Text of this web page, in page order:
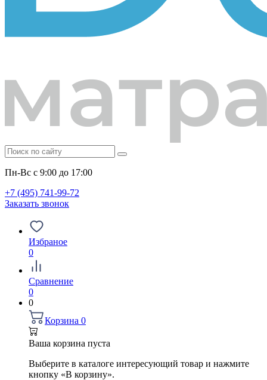
Пн-Вс с 9:00 до 17:00
+7 (495) 741-99-72
Заказать звонок
Избраное
0
Сравнение
0
0
Корзина 0
Ваша корзина пуста
Выберите в каталоге интересующий товар и нажмите
кнопку «В корзину».